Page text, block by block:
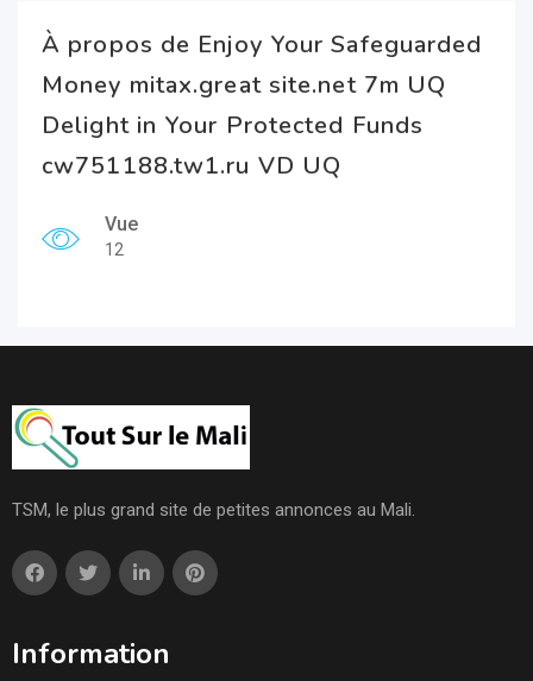
À propos de Enjoy Your Safeguarded
Money mitax.great site.net 7m UQ
Delight in Your Protected Funds
cw751188.tw1.ru VD UQ
Vue
12
TSM, le plus grand site de petites annonces au Mali.
Information